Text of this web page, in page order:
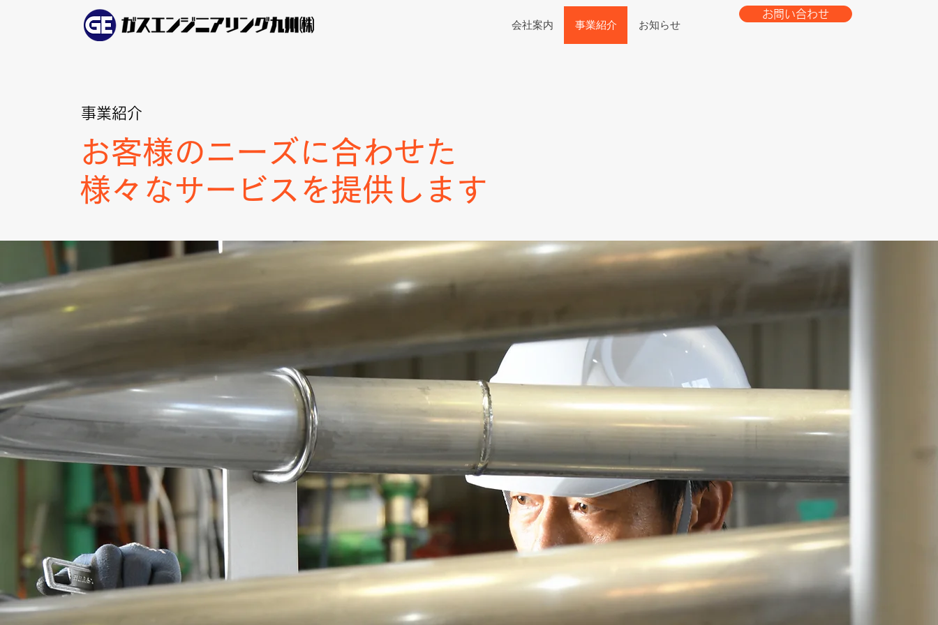
会社案内 事業紹介 お知らせ
お問い合わせ
事業紹介
お客様のニーズに合わせた
様々なサービスを提供します